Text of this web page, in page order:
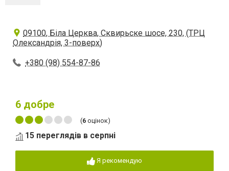
09100, Біла Церква, Сквирьске шосе, 230, (ТРЦ
Олександрія, 3-поверх)
+380 (98) 554-87-86
6 добре
(6 оцінок)
15 переглядів в серпні
Я рекомендую